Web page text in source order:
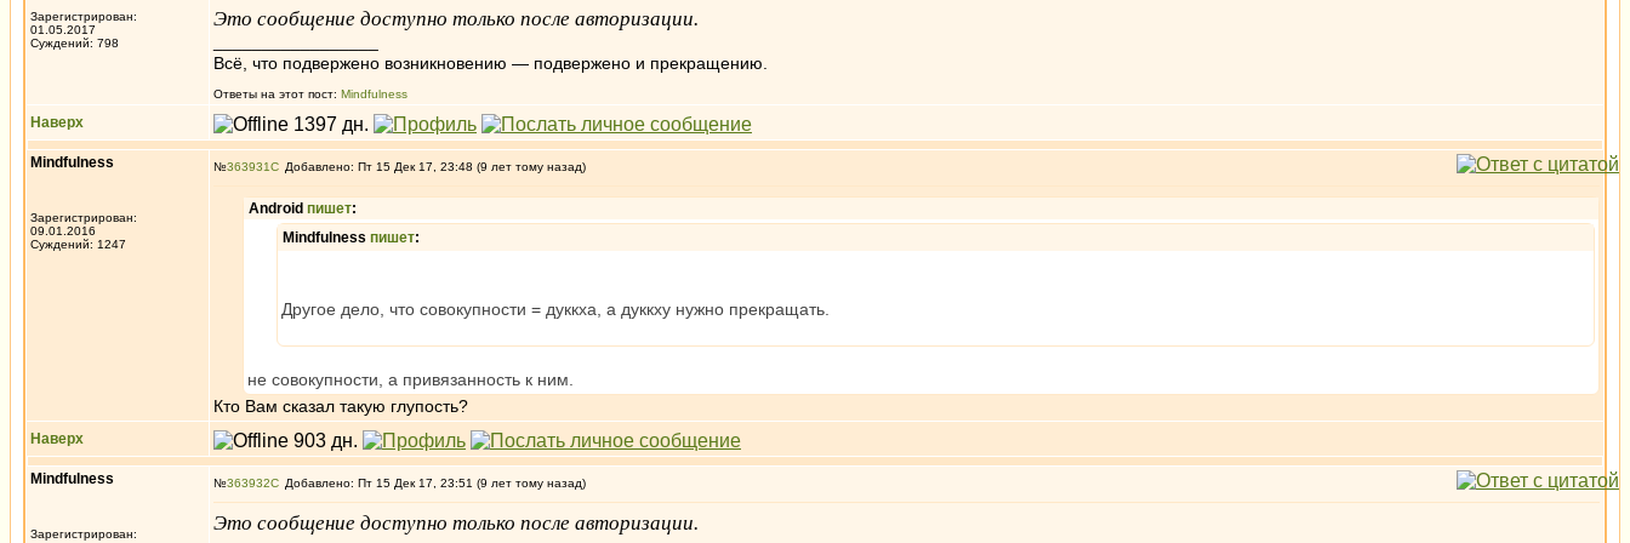
Зарегистрирован:
01.05.2017
Суждений: 798
Это сообщение доступно только после авторизации.
Всё, что подвержено возникновению — подвержено и прекращению.
Ответы на этот пост: Mindfulness
Наверх
Mindfulness
Зарегистрирован:
09.01.2016
Суждений: 1247
№363931 Добавлено: Пт 15 Дек 17, 23:48 (9 лет тому назад)
Android пишет:
Mindfulness пишет:
Другое дело, что совокупности = дуккха, а дуккху нужно прекращать.
не совокупности, а привязанность к ним.
Кто Вам сказал такую глупость?
Наверх
Mindfulness
Зарегистрирован:
№363932 Добавлено: Пт 15 Дек 17, 23:51 (9 лет тому назад)
Это сообщение доступно только после авторизации.